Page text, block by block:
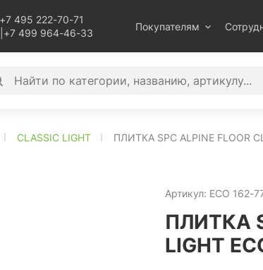
+7 495 222-70-71
+7 499 964-46-33
Покупателям
CLASSIC LIGHT ПЛИТКА SPC ALPINE FLOOR
Артикул: ECO 162-
ПЛИТКА
LIGHT